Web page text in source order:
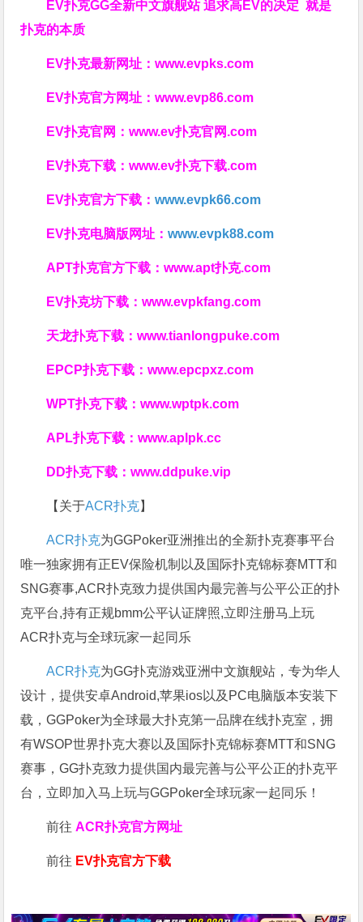
EV扑克GG全新中文旗舰站追求高EV的决定就是
扑克的本质
EV扑克最新网址：www.evpks.com
EV扑克官方网址：www.evp86.com
EV扑克官网：www.ev扑克官网.com
EV扑克下载：www.ev扑克下载.com
EV扑克官方下载：www.evpk66.com
EV扑克电脑版网址：www.evpk88.com
APT扑克官方下载：www.apt扑克.com
EV扑克坊下载：www.evpkfang.com
天龙扑克下载：www.tianlongpuke.com
EPCP扑克下载：www.epcpxz.com
WPT扑克下载：www.wptpk.com
APL扑克下载：www.aplpk.cc
DD扑克下载：www.ddpuke.vip
【关于ACR扑克】
ACR扑克为GGPoker亚洲推出的全新扑克赛事平台
唯一独家拥有正EV保险机制以及国际扑克锦标赛MTT和
SNG赛事,ACR扑克致力提供国内最完善与公平公正的扑
克平台,持有正规bmm公平认证牌照,立即注册马上玩
ACR扑克与全球玩家一起同乐
ACR扑克为GG扑克游戏亚洲中文旗舰站，专为华人
设计，提供安卓Android,苹果ios以及PC电脑版本安装下
载，GGPoker为全球最大扑克第一品牌在线扑克室，拥
有WSOP世界扑克大赛以及国际扑克锦标赛MTT和SNG
赛事，GG扑克致力提供国内最完善与公平公正的扑克平
台，立即加入马上玩与GGPoker全球玩家一起同乐！
前往ACR扑克官方网址
前往 EV扑克官方下载